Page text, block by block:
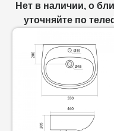
Нет в наличии, о
уточняйте по